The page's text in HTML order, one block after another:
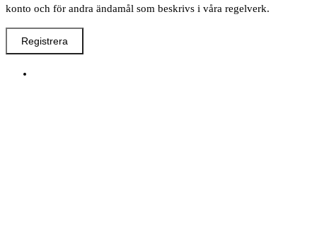
konto och för andra ändamål som beskrivs i våra regelverk.
Registrera